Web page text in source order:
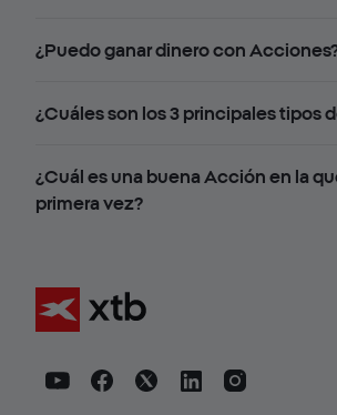
¿Puedo ganar dinero con
¿Cuáles son los 3 principales tipos
¿Cuál es una buena Acción en la
primera vez?